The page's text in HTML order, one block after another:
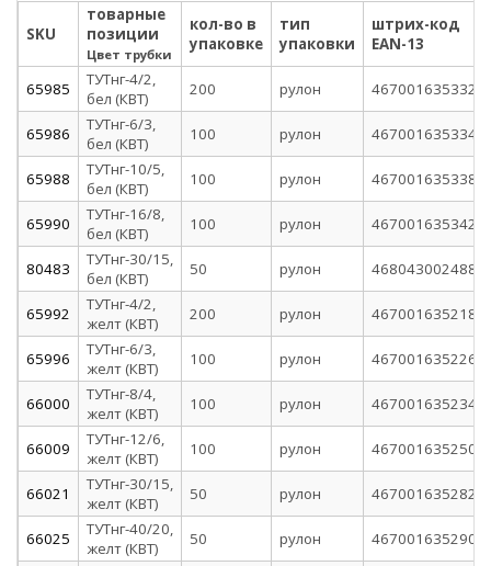
SKU
товарные
позиции
Цвет трубки
кол-во в
упаковке
тип
упаковки
штрих-код
EAN-13
65985
ТУТнг-4/2,
бел (КВТ)
200 рулон 4670016353320
65986
ТУТнг-6/3,
бел (КВТ)
100 рулон 4670016353344
65988
ТУТнг-10/5,
бел (КВТ)
100 рулон 4670016353382
65990
ТУТнг-16/8,
бел (КВТ)
100 рулон 4670016353429
80483
ТУТнг-30/15,
бел (КВТ)
50 рулон 4680430024881
65992
ТУТнг-4/2,
желт (КВТ)
200 рулон 4670016352187
65996
ТУТнг-6/3,
желт (КВТ)
100 рулон 4670016352262
66000
ТУТнг-8/4,
желт (КВТ)
100 рулон 4670016352347
66009
ТУТнг-12/6,
желт (КВТ)
100 рулон 4670016352507
66021
ТУТнг-30/15,
желт (КВТ)
50 рулон 4670016352828
66025
ТУТнг-40/20,
желт (КВТ)
50 рулон
4670016352903